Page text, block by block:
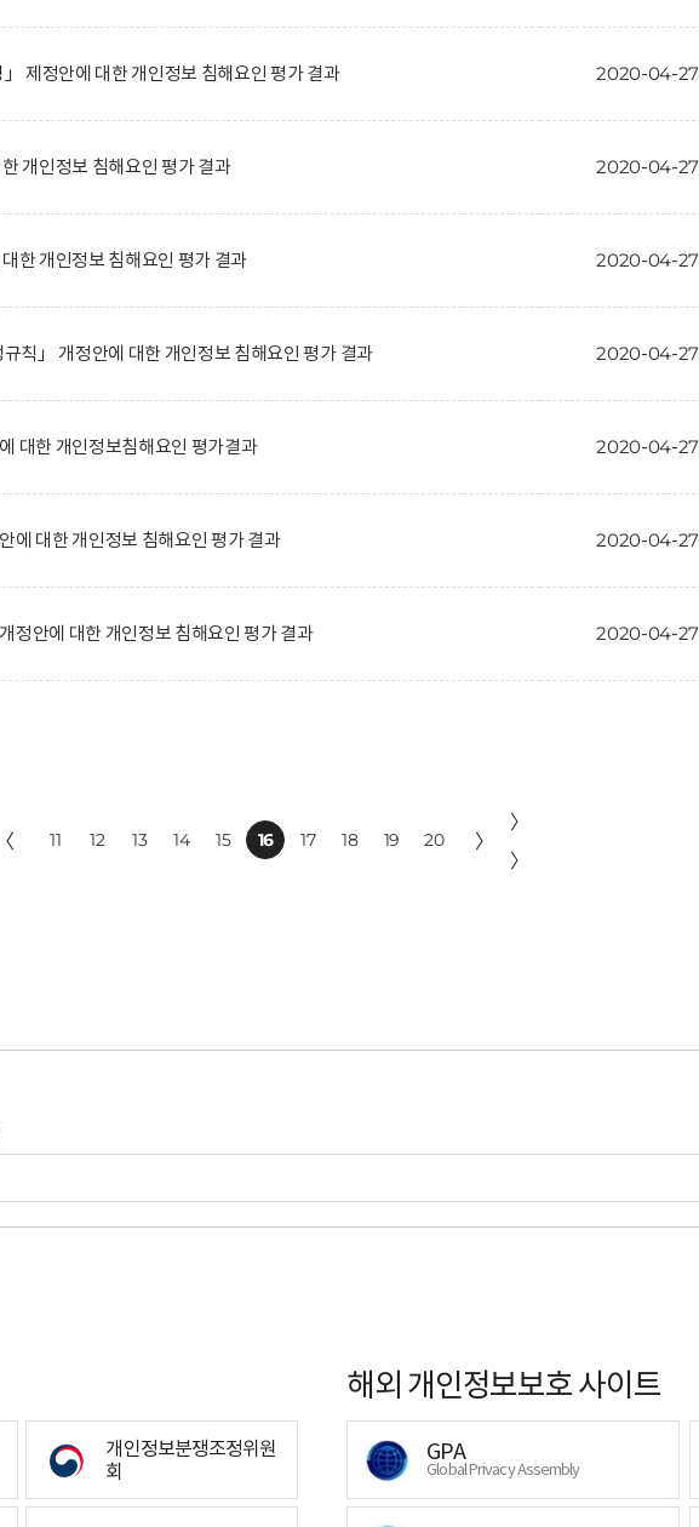
」 제정안에 대한 개인정보 침해요인 평가 결과 2020-04-27
개인정보 침해요인 평가 결과 2020-04-27
한 개인정보 침해요인 평가 결과 2020-04-27
규칙」 개정안에 대한 개인정보 침해요인 평가 결과 2020-04-27
대한 개인정보침해요인 평가결과 2020-04-27
에 대한 개인정보 침해요인 평가 결과 2020-04-27
정안에 대한 개인정보 침해요인 평가 결과 2020-04-27
〈 11 12 13 14 15 16 17 18 19 20 〉
〉
〉
개인정보분쟁조정위원
회
해외 개인정보보호 사이트
GPA
Global Privacy Assembly